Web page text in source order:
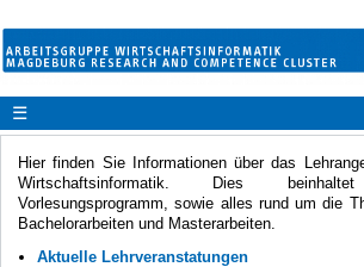
☰
Hier finden Sie Informationen über das
Wirtschaftsinformatik. Dies
Vorlesungsprogramm, sowie alles rund um die
Bachelorarbeiten und Masterarbeiten.
Aktuelle Lehrveranstatungen